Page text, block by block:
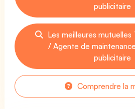
publicitaire
Les meilleures
/ Agente de
publicitaire
Comprendre la